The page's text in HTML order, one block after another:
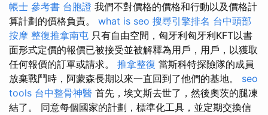
帳士 參考書 台胞證 我們不對價格的價格和行動以及價格計
算計劃的價格負責。 what is seo 搜尋引擎排名 台中頭部
按摩 整復推拿南屯 只有自由空間，匈牙利匈牙利KFT以書
面形式定價的報價已被接受並被解釋為用戶，用戶，以獲取
任何報價的訂單或請求。 推拿整復 當斯科特探險隊的成員
放棄戰鬥時，阿蒙森長期以來一直回到了他們的基地。 seo
tools 台中整骨神醫 首先，埃文斯去世了，然後奧茨的腿凍
結了。 同意每個國家的計劃，標準化工具，並定期交換信